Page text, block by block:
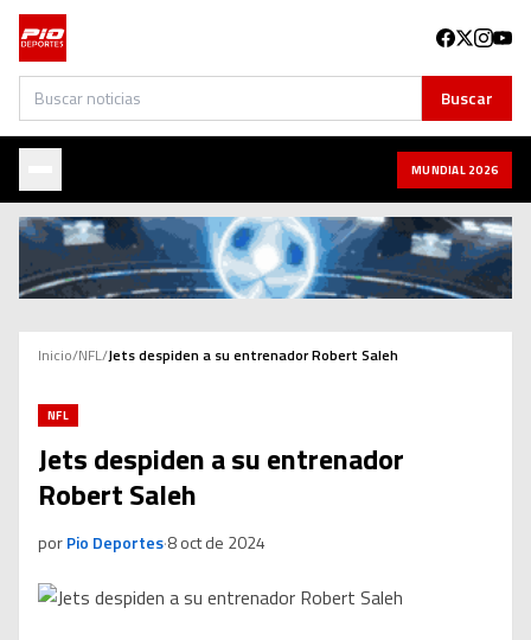
Buscar Buscar
MUNDIAL 2026
Inicio/NFL/Jets despiden a su entrenador Robert Saleh
NFL
Jets despiden a su entrenador
Robert Saleh
porPio Deportes·8 oct de 2024